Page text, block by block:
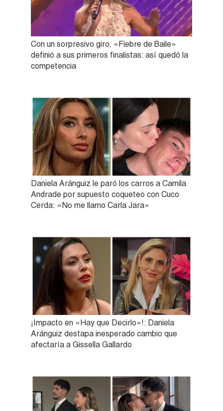
Con un sorpresivo giro, «Fiebre de Baile»
definió a sus primeros finalistas: así quedó la
competencia
Daniela Aránguiz le paró los carros a Camila
Andrade por supuesto coqueteo con Cuco
Cerda: «No me llamo Carla Jara»
¡Impacto en «Hay que Decirlo»!: Daniela
Aránguiz destapa inesperado cambio que
afectaría a Gissella Gallardo